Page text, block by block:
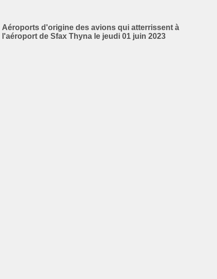
Aéroports d'origine des avions qui atterrissent à
l'aéroport de Sfax Thyna le jeudi 01 juin 2023